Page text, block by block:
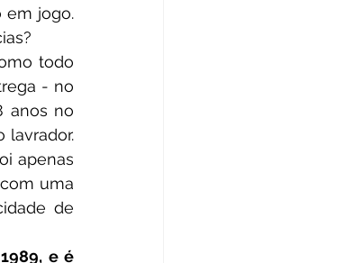
em jogo.
todo
- no
anos no
lavrador.
apenas
uma
de
e é